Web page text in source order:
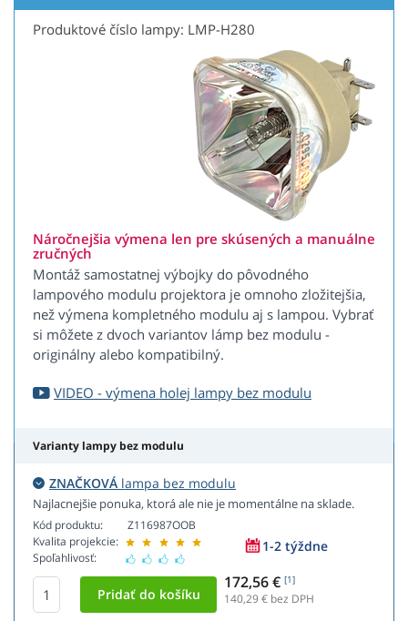
Produktové číslo lampy: LMP-H280
Náročnejšia výmena len pre skúsených a manuálne
zručných
Montáž samostatnej výbojky do pôvodného
lampového modulu projektora je omnoho zložitejšia,
než výmena kompletného modulu aj s lampou. Vybrať
si môžete z dvoch variantov lámp bez modulu -
originálny alebo kompatibilný.
VIDEO - výmena holej lampy bez modulu
Varianty lampy bez modulu
ZNAČKOVÁ lampa bez modulu
Najlacnejšie ponuka, ktorá ale nie je momentálne na sklade.
Kód produktu:
Kvalita projekcie:
Spoľahlivosť:
Z116987OOB
1-2 týždne
172,56 € [1]
140,29€ bez DPH